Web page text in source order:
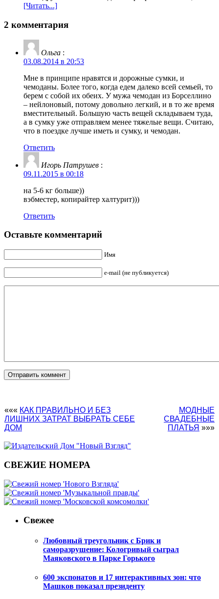
[Читать...]
2 комментария
Ольга :
03.08.2014 в 20:53
Мне в принципе нравятся и дорожные сумки, и
чемоданы. Более того, когда едем далеко всей семьей, то
берем с собой их обеих. У мужа чемодан из Борселлино
– нейлоновый, потому довольно легкий, и в то же время
вместительный. Большую часть вещей складываем туда,
а в сумку уже отправляем менее тяжелые вещи. Считаю,
что в поездке лучше иметь и сумку, и чемодан.
Ответить
Игорь Патрушев :
09.11.2015 в 00:18
на 5-6 кг больше))
вэбместер, копирайтер халтурит)))
Ответить
Оставьте комментарий
Имя
e-mail (не публикуется)
««« КАК ПРАВИЛЬНО И БЕЗ
ЛИШНИХ ЗАТРАТ ВЫБРАТЬ СЕБЕ
ДОМ
МОДНЫЕ
СВАДЕБНЫЕ
ПЛАТЬЯ »»»
СВЕЖИЕ НОМЕРА
Свежее
Любовный треугольник с Брик и
саморазрушение: Кологривый сыграл
Маяковского в Парке Горького
600 экспонатов и 17 интерактивных зон: что
Машков показал президенту